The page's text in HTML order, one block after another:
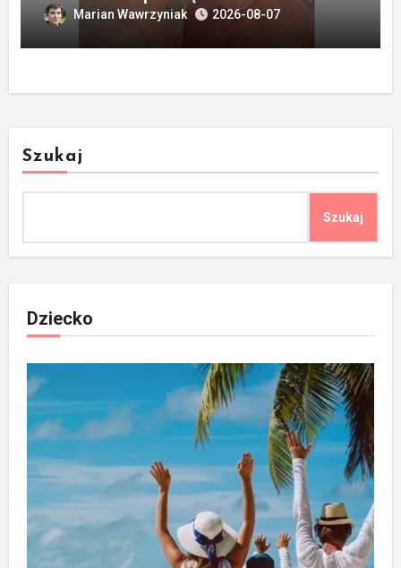
Marian Wawrzyniak 2026-08-07
Szukaj
Szukaj
Dziecko